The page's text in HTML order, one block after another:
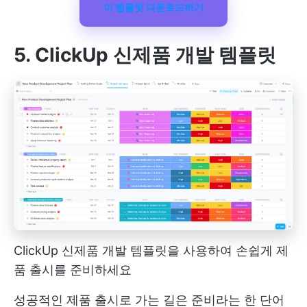
이 템플릿 다운로드하기
5. ClickUp 신제품 개발 템플릿
ClickUp 신제품 개발 템플릿을 사용하여 손쉽게 제
품 출시를 준비하세요
성공적인 제품 출시로 가는 길은 준비라는 한 단어